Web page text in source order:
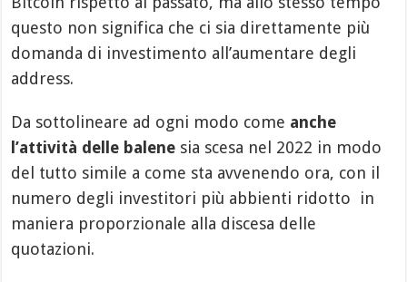
questo non significa che ci sia direttamente più
domanda di investimento all’aumentare degli
address.
Da sottolineare ad ogni modo come anche
l’attività delle balene sia scesa nel 2022 in modo
del tutto simile a come sta avvenendo ora, con il
numero degli investitori più abbienti ridotto in
maniera proporzionale alla discesa delle
quotazioni.